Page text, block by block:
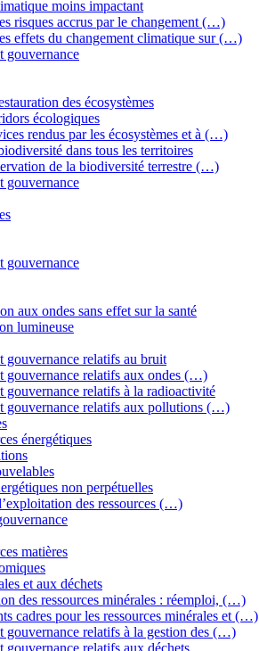
moins impactant
risques accrus par le changement (…)
effets du changement climatique sur (…)
gouvernance
des écosystèmes
écologiques
rendus par les écosystèmes et à (…)
dans tous les territoires
de la biodiversité terrestre (…)
gouvernance
gouvernance
aux ondes sans effet sur la santé
lumineuse
gouvernance relatifs au bruit
gouvernance relatifs aux ondes (…)
gouvernance relatifs à la radioactivité
gouvernance relatifs aux pollutions (…)
énergétiques
non perpétuelles
des ressources (…)
matières
et aux déchets
des ressources minérales : réemploi, (…)
cadres pour les ressources minérales et (…)
gouvernance relatifs à la gestion des (…)
gouvernance relatifs aux déchets